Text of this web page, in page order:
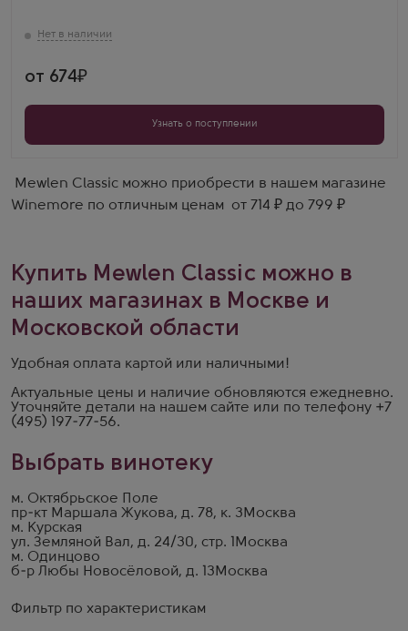
Фильтр по характеристикам
от 674
Узнать о поступлении
Mewlen Classic можно приобрести в нашем магазине
Winemore по отличным ценам от 714 ₽ до 799 ₽
Купить Mewlen Classic можно в
наших магазинах в Москве и
Московской области
Удобная оплата картой или наличными!
Актуальные цены и наличие обновляются ежедневно.
Уточняйте детали на нашем сайте или по телефону +7
(495) 197-77-56.
Выбрать винотеку
м. Октябрьское Поле
пр-кт Маршала Жукова, д. 78, к. 3 Москва
м. Курская
ул. Земляной Вал, д. 24/30, стр. 1
Москва
м. Одинцово
б-р Любы Новосёловой, д. 13 Москва